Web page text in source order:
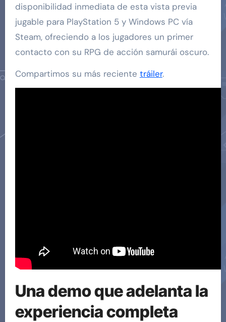
disponibilidad inmediata de esta vista previa
jugable para PlayStation 5 y Windows PC vía
Steam, ofreciendo a los jugadores un primer
contacto con su RPG de acción samurái oscuro.
Compartimos su más reciente tráiler.
Una demo que adelanta la
experiencia completa